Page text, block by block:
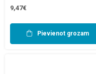
9,47€
Pievienot grozam